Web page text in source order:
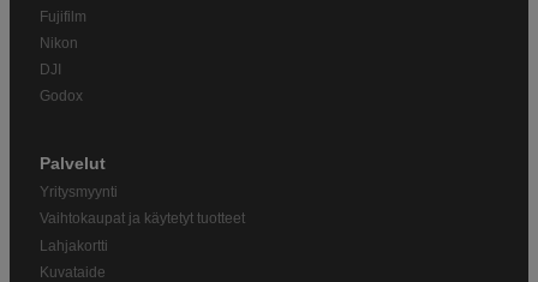
Fujifilm
Nikon
DJI
Godox
Palvelut
Yritysmyynti
Vaihtokaupat ja käytetyt tuotteet
Lahjakortti
Kuvataide